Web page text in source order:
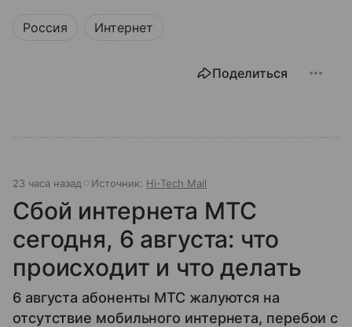
Россия Интернет
Поделиться
23 часа назад Источник: Hi-Tech Mail
Сбой интернета МТС
сегодня, 6 августа: что
происходит и что делать
6 августа абоненты МТС жалуются на
отсутствие мобильного интернета, перебои с